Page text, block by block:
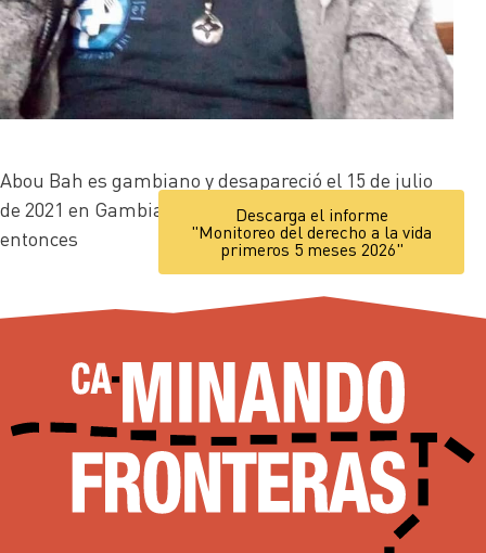
Abou Bah es gambiano y desapareció el 15 de julio
de 2021 en Gambia. Su familia le busca desde
entonces
Descarga el informe
"Monitoreo del derecho a la vida
primeros 5 meses 2026"